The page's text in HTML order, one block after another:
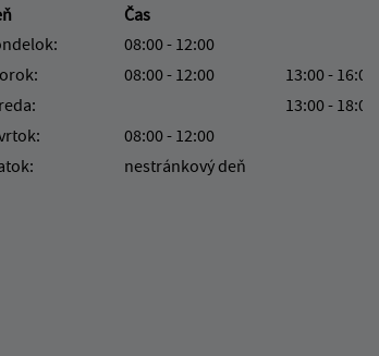
Čas
08:00 - 12:00
08:00 - 12:00
13:00 - 16:00
13:00 - 18:00
08:00 - 12:00
nestránkový deň